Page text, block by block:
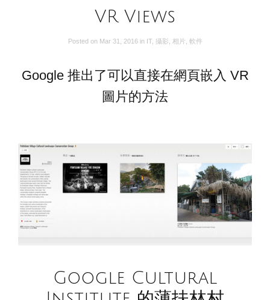
VR Views
Posted on Mar 31, 2016 in IT, 攝影 相片 軟件
Google 推出了可以直接在網頁嵌入 VR
圖片的方法
Google Cultural